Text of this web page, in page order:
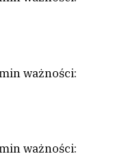
ważności:
ważności: